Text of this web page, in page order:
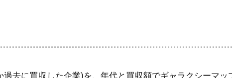
過去に買収した企業)を、年代と買収額でギャラクシーマッ